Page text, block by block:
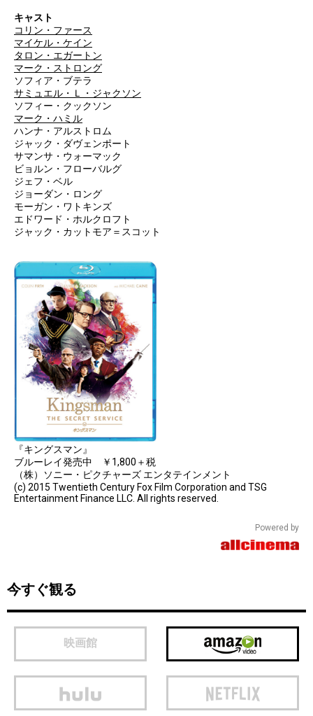
キャスト
コリン・ファース
マイケル・ケイン
タロン・エガートン
マーク・ストロング
ソフィア・ブテラ
サミュエル・Ｌ・ジャクソン
ソフィー・クックソン
マーク・ハミル
ハンナ・アルストロム
ジャック・ダヴェンポート
サマンサ・ウォーマック
ビョルン・フローバルグ
ジェフ・ベル
ジョーダン・ロング
モーガン・ワトキンズ
エドワード・ホルクロフト
ジャック・カットモア＝スコット
『キングスマン』
ブルーレイ発売中 ￥1,800＋税
（株）ソニー・ピクチャーズ エンタテインメント
(c) 2015 Twentieth Century Fox Film Corporation and TSG
Entertainment Finance LLC. All rights reserved.
Powered by
今すぐ観る
映画館